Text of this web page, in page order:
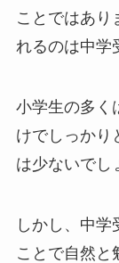
ことではあり
れるのは中学
小学生の多く
けでしっかり
は少ないでし
しかし、中学
ことで自然と